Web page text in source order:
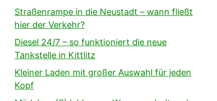
Straßenrampe in die Neustadt – wann fließt
hier der Verkehr?
Diesel 24/7 – so funktioniert die neue
Tankstelle in Kittlitz
Kleiner Laden mit großer Auswahl für jeden
Kopf